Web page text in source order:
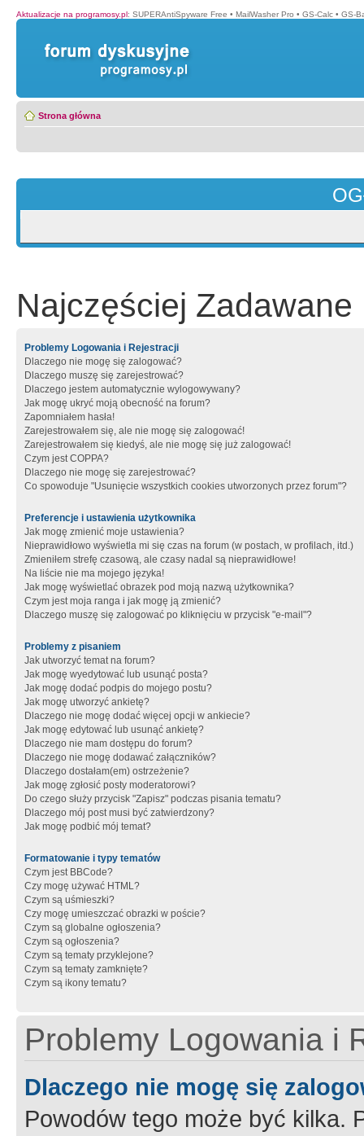
Aktualizacje na programosy.pl: SUPERAntiSpyware Free • MailWasher Pro • GS-Calc • GS-
Strona główna
Najczęściej Zadawane
Problemy Logowania i Rejestracji
Dlaczego nie mogę się zalogować?
Dlaczego muszę się zarejestrować?
Dlaczego jestem automatycznie wylogowywany?
Jak mogę ukryć moją obecność na forum?
Zapomniałem hasła!
Zarejestrowałem się, ale nie mogę się zalogować!
Zarejestrowałem się kiedyś, ale nie mogę się już zalogować!
Czym jest COPPA?
Dlaczego nie mogę się zarejestrować?
Co spowoduje "Usunięcie wszystkich cookies utworzonych przez forum"?
Preferencje i ustawienia użytkownika
Jak mogę zmienić moje ustawienia?
Nieprawidłowo wyświetla mi się czas na forum (w postach, w profilach, itd.)
Zmieniłem strefę czasową, ale czasy nadal są nieprawidłowe!
Na liście nie ma mojego języka!
Jak mogę wyświetlać obrazek pod moją nazwą użytkownika?
Czym jest moja ranga i jak mogę ją zmienić?
Dlaczego muszę się zalogować po kliknięciu w przycisk "e-mail"?
Problemy z pisaniem
Jak utworzyć temat na forum?
Jak mogę wyedytować lub usunąć posta?
Jak mogę dodać podpis do mojego postu?
Jak mogę utworzyć ankietę?
Dlaczego nie mogę dodać więcej opcji w ankiecie?
Jak mogę edytować lub usunąć ankietę?
Dlaczego nie mam dostępu do forum?
Dlaczego nie mogę dodawać załączników?
Dlaczego dostałam(em) ostrzeżenie?
Jak mogę zgłosić posty moderatorowi?
Do czego służy przycisk "Zapisz" podczas pisania tematu?
Dlaczego mój post musi być zatwierdzony?
Jak mogę podbić mój temat?
Formatowanie i typy tematów
Czym jest BBCode?
Czy mogę używać HTML?
Czym są uśmieszki?
Czy mogę umieszczać obrazki w poście?
Czym są globalne ogłoszenia?
Czym są ogłoszenia?
Czym są tematy przyklejone?
Czym są tematy zamknięte?
Czym są ikony tematu?
Problemy Logowania i
Dlaczego nie mogę się
Powodów tego może być kilka.